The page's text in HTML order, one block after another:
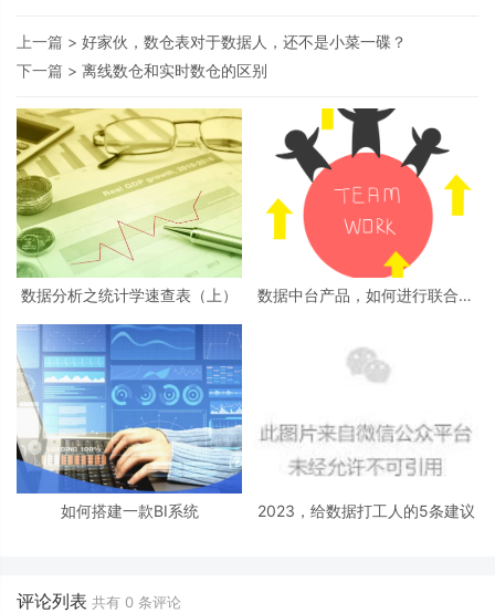
上一篇 > 好家伙，数仓表对于数据人，还不是小菜一碟？
下一篇 > 离线数仓和实时数仓的区别
数据分析之统计学速查表（上）
数据中台产品，如何进行联合项
如何搭建一款BI系统 2023，给数据打工人的5条建议
评论列表 共有 0 条评论